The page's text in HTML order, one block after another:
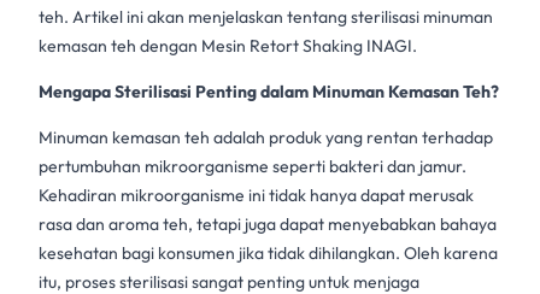
teh. Artikel ini akan menjelaskan tentang sterilisasi minuman
kemasan teh dengan Mesin Retort Shaking INAGI.
Mengapa Sterilisasi Penting dalam Minuman Kemasan Teh?
Minuman kemasan teh adalah produk yang rentan terhadap
pertumbuhan mikroorganisme seperti bakteri dan jamur.
Kehadiran mikroorganisme ini tidak hanya dapat merusak
rasa dan aroma teh, tetapi juga dapat menyebabkan bahaya
kesehatan bagi konsumen jika tidak dihilangkan. Oleh karena
itu, prosessterilisasisangat penting untuk menjaga